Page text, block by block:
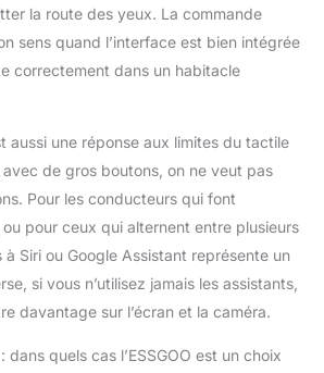
véhicules plus anciens,
utilisez une sortie audio
transmetteur FM. Les
net. Grâce à la double
connexion Bluetooth,
vous pouvez
connecter votre
téléphone à l'écran
CarPlay tout en
diffusant le son
through votre
avoir à jongler entre les
la route des yeux. La commande
sens quand l’interface est bien intégrée
correctement dans un habitacle
aussi une réponse aux limites du tactile
de gros boutons, on ne veut pas
Pour les conducteurs qui font
pour ceux qui alternent entre plusieurs
à Siri ou Google Assistant représente un
si vous n’utilisez jamais les assistants,
davantage sur l’écran et la caméra.
quels cas l’ESSGOO est un choix